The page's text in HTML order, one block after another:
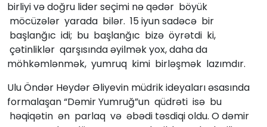
birliyi və doğru lider seçimi nə qədər böyük
möcüzələr yarada bilər. 15 iyun sadəcə bir
başlanğıc idi; bu başlanğıc bizə öyrətdi ki,
çətinliklər qarşısında əyilmək yox, daha da
möhkəmlənmək, yumruq kimi birləşmək lazımdır.
Ulu Öndər Heydər Əliyevin müdrik ideyaları əsasında
formalaşan “Dəmir Yumruğ”un qüdrəti isə bu
həqiqətin ən parlaq və əbədi təsdiqi oldu. O dəmir